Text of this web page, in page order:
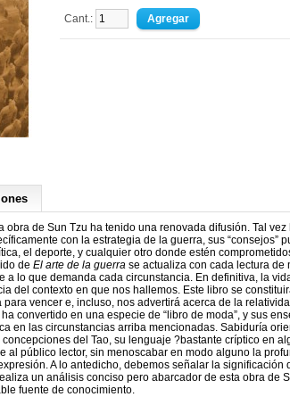
Cant.:
obra de Sun Tzu ha tenido una renovada difusión. Tal
con la estrategia de la guerra, sus “consejos”
el deporte, y cualquier otro donde estén
de El arte de la guerra se actualiza con cada lectura de
a lo que demanda cada circunstancia. En definitiva, la
del contexto en que nos hallemos. Este libro se
vencer e, incluso, nos advertirá acerca de la
convertido en una especie de “libro de moda”, y sus
en las circunstancias arriba mencionadas. Sabiduría
del Tao, su lenguaje ?bastante críptico en
al público lector, sin menoscabar en modo alguno la
A lo antedicho, debemos señalar la
un análisis conciso pero abarcador de esta obra de
fuente de conocimiento.